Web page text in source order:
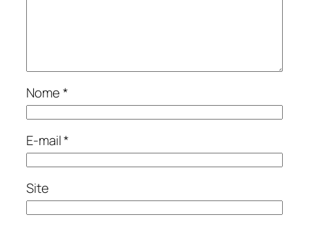
Nome*
E-mail*
Site